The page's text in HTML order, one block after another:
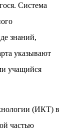
Система
знаний,
указывают
учащийся
(ИКТ) в
частью